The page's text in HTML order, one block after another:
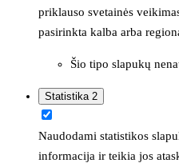
priklauso svetainės
pasirinkta kalba arba
Šio tipo slapukų
Statistika 2
Naudodami statistikos
informacija ir teikia jos